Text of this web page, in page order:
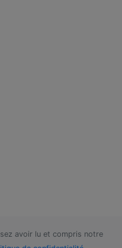
avoir lu et compris notre